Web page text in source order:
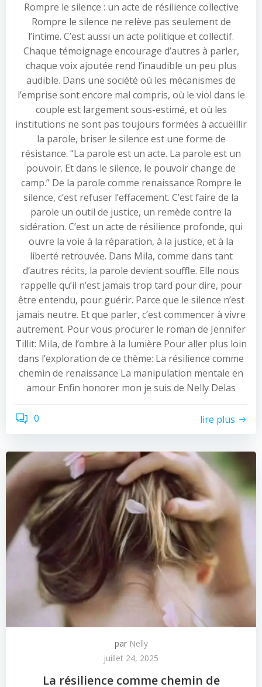
Rompre le silence : un acte de résilience collective
Rompre le silence ne relève pas seulement de
l’intime. C’est aussi un acte politique et collectif.
Chaque témoignage encourage d’autres à parler,
chaque voix ajoutée rend l’inaudible un peu plus
audible. Dans une société où les mécanismes de
l’emprise sont encore mal compris, où le viol dans le
couple est largement sous-estimé, et où les
institutions ne sont pas toujours formées à accueillir
la parole, briser le silence est une forme de
résistance. “La parole est un acte. La parole est un
pouvoir. Et dans le silence, le pouvoir change de
camp.” De la parole comme renaissance Rompre le
silence, c’est refuser l’effacement. C’est faire de la
parole un outil de justice, un remède contre la
sidération. C’est un acte de résilience profonde, qui
ouvre la voie à la réparation, à la justice, et à la
liberté retrouvée. Dans Mila, comme dans tant
d’autres récits, la parole devient souffle. Elle nous
rappelle qu’il n’est jamais trop tard pour dire, pour
être entendu, pour guérir. Parce que le silence n’est
jamais neutre. Et que parler, c’est commencer à vivre
autrement. Pour vous procurer le roman de Jennifer
Tillit: Mila, de l’ombre à la lumière Pour aller plus loin
dans l’exploration de ce thème: La résilience comme
chemin de renaissance La manipulation mentale en
amour Enfin honorer mon je suis de Nelly Delas
0 lire plus
par Nelly
juillet 24, 2025
La résilience comme chemin de